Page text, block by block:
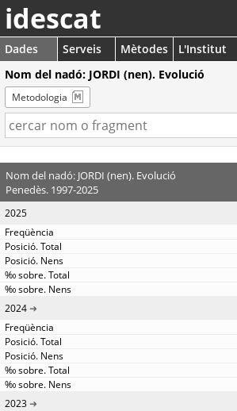
idescat
Dades Serveis Mètodes
L'Institut
Nom del nadó: JORDI (nen). Evolució
Metodologia
Nom del nadó: JORDI (nen). Evolució
Penedès. 1997-2025
2025
2024
2023